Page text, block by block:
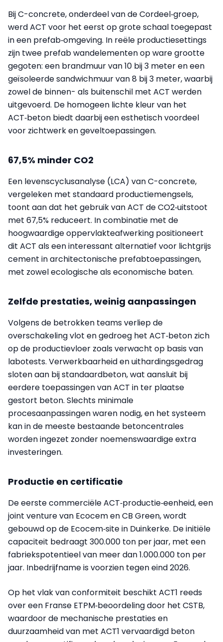
Bij C-concrete, onderdeel van de Cordeel‑groep,
werd ACT voor het eerst op grote schaal toegepast
in een prefab‑omgeving. In reële productiesettings
zijn twee prefab wandelementen op ware grootte
gegoten: een brandmuur van 10 bij 3 meter en een
geïsoleerde sandwichmuur van 8 bij 3 meter, waarbij
zowel de binnen- als buitenschil met ACT werden
uitgevoerd. De homogeen lichte kleur van het
ACT‑beton biedt daarbij een esthetisch voordeel
voor zichtwerk en geveltoepassingen.
67,5% minder CO2
Een levenscyclusanalyse (LCA) van C-concrete,
vergeleken met standaard productiemengsels,
toont aan dat het gebruik van ACT de CO2‑uitstoot
met 67,5% reduceert. In combinatie met de
hoogwaardige oppervlakteafwerking positioneert
dit ACT als een interessant alternatief voor lichtgrijs
cement in architectonische prefabtoepassingen,
met zowel ecologische als economische baten.
Zelfde prestaties, weinig aanpassingen
Volgens de betrokken teams verliep de
overschakeling vlot en gedroeg het ACT‑beton zich
op de productievloer zoals verwacht op basis van
labotests. Verwerkbaarheid en uithardingsgedrag
sloten aan bij standaardbeton, wat aansluit bij
eerdere toepassingen van ACT in ter plaatse
gestort beton. Slechts minimale
procesaanpassingen waren nodig, en het systeem
kan in de meeste bestaande betoncentrales
worden ingezet zonder noemenswaardige extra
investeringen.
Productie en certificatie
De eerste commerciële ACT‑productie‑eenheid, een
joint venture van Ecocem en CB Green, wordt
gebouwd op de Ecocem‑site in Duinkerke. De initiële
capaciteit bedraagt 300.000 ton per jaar, met een
fabriekspotentieel van meer dan 1.000.000 ton per
jaar. Inbedrijfname is voorzien tegen eind 2026.
Op het vlak van conformiteit beschikt ACT1 reeds
over een Franse ETPM‑beoordeling door het CSTB,
waardoor de mechanische prestaties en
duurzaamheid van met ACT1 vervaardigd beton